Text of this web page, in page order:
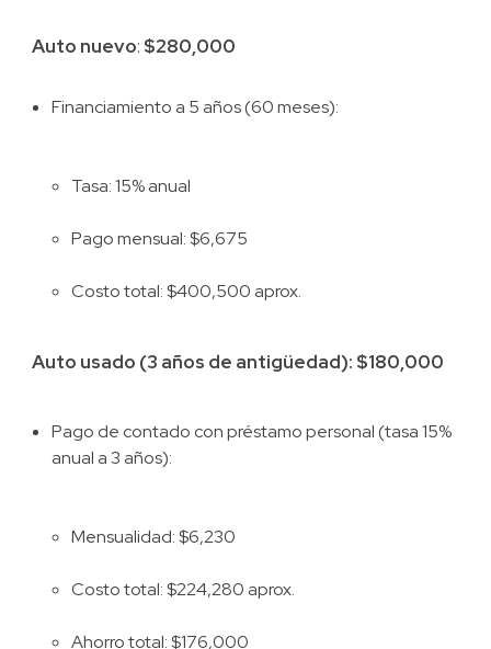
Auto nuevo: $280,000
Financiamiento a 5 años (60 meses):
Tasa: 15% anual
Pago mensual: $6,675
Costo total: $400,500 aprox.
Auto usado (3 años de antigüedad): $180,000
Pago de contado con préstamo personal (tasa 15%
anual a 3 años):
Mensualidad: $6,230
Costo total: $224,280 aprox.
Ahorro total: $176,000